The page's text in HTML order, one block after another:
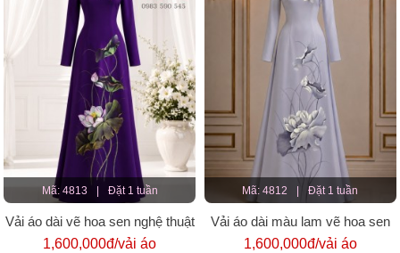
Mã: 4813 Đặt 1 tuần
Vải áo dài vẽ hoa sen nghệ thuật
1,600,000đ/vải áo
Mã: 4812 Đặt 1 tuần
Vải áo dài màu lam vẽ hoa sen
đẹp
1,600,000đ/vải áo